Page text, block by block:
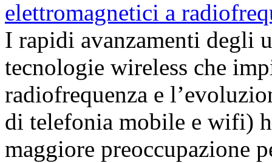
I rapidi avanzamenti degli
tecnologie wireless che
radiofrequenza e
di telefonia mobile e wifi)
maggiore preoccupazione